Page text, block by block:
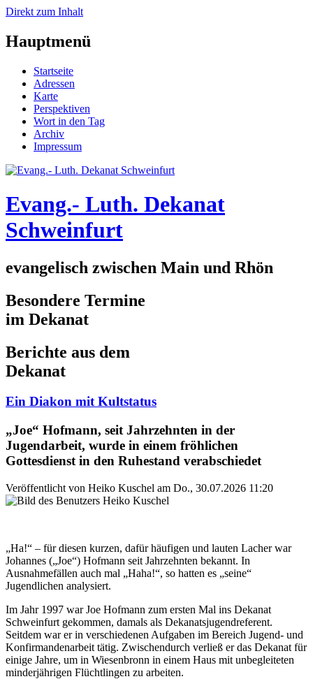
Direkt zum Inhalt
Hauptmenü
Startseite
Adressen
Karte
Perspektiven
Wort in den Tag
Archiv
Impressum
Evang.- Luth. Dekanat
Schweinfurt
evangelisch zwischen Main und Rhön
Besondere Termine
im Dekanat
Berichte aus dem
Dekanat
Ein Diakon mit Kultstatus
„Joe“ Hofmann, seit Jahrzehnten in der
Jugendarbeit, wurde in einem fröhlichen
Gottesdienst in den Ruhestand verabschiedet
Veröffentlicht von Heiko Kuschel am Do., 30.07.2026 11:20
„Ha!“ – für diesen kurzen, dafür häufigen und lauten Lacher war
Johannes („Joe“) Hofmann seit Jahrzehnten bekannt. In
Ausnahmefällen auch mal „Haha!“, so hatten es „seine“
Jugendlichen analysiert.
Im Jahr 1997 war Joe Hofmann zum ersten Mal ins Dekanat
Schweinfurt gekommen, damals als Dekanatsjugendreferent.
Seitdem war er in verschiedenen Aufgaben im Bereich Jugend- und
Konfirmandenarbeit tätig. Zwischendurch verließ er das Dekanat für
einige Jahre, um in Wiesenbronn in einem Haus mit unbegleiteten
minderjährigen Flüchtlingen zu arbeiten.